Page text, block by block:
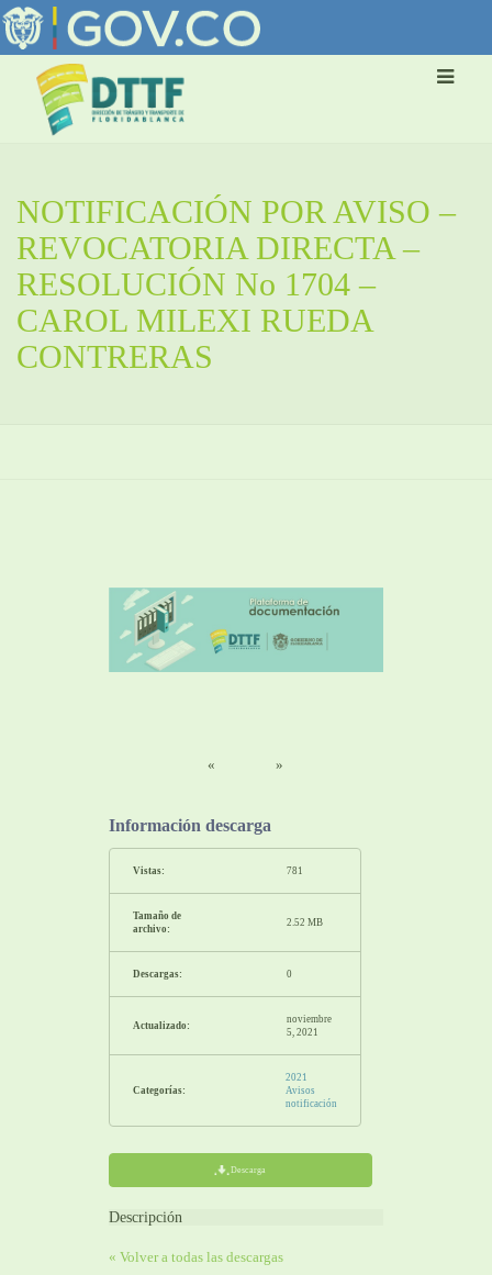
NOTIFICACIÓN POR AVISO –
REVOCATORIA DIRECTA –
RESOLUCIÓN No 1704 –
CAROL MILEXI RUEDA
CONTRERAS
« »
Información descarga
Vistas: 781
Tamaño de
archivo:
2.52 MB
Descargas: 0
Actualizado:
noviembre
5, 2021
Categorías:
2021
Avisos
notificación
Descarga
Descripción
« Volver a todas las descargas